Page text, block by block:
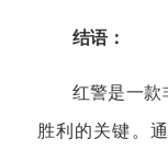
结语：
红警是一款
胜利的关键。